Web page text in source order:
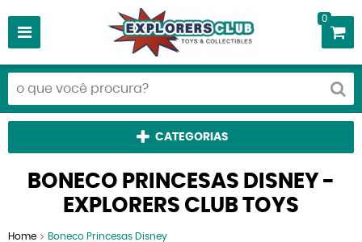
0
CATEGORIAS
BONECO PRINCESAS DISNEY -
EXPLORERS CLUB TOYS
Home Boneco Princesas Disney